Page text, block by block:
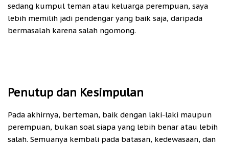
sedang kumpul teman atau keluarga perempuan, saya
lebih memilih jadi pendengar yang baik saja, daripada
bermasalah karena salah ngomong.
Penutup dan Kesimpulan
Pada akhirnya, berteman, baik dengan laki-laki maupun
perempuan, bukan soal siapa yang lebih benar atau lebih
salah. Semuanya kembali pada batasan, kedewasaan, dan